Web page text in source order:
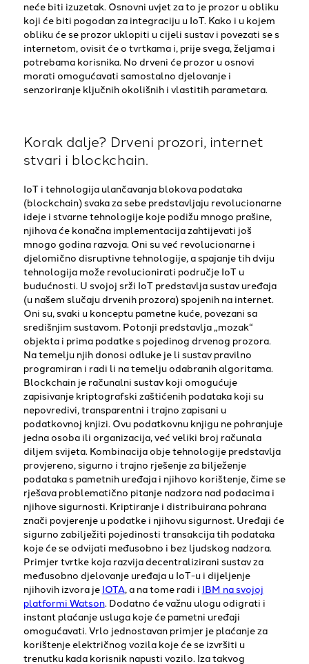
neće biti izuzetak. Osnovni uvjet za to je prozor u obliku
koji će biti pogodan za integraciju u IoT. Kako i u kojem
obliku će se prozor uklopiti u cijeli sustav i povezati se s
internetom, ovisit će o tvrtkama i, prije svega, željama i
potrebama korisnika. No drveni će prozor u osnovi
morati omogućavati samostalno djelovanje i
senzoriranje ključnih okolišnih i vlastitih parametara.
Korak dalje? Drveni prozori, internet
stvari i blockchain.
IoT i tehnologija ulančavanja blokova podataka
(blockchain) svaka za sebe predstavljaju revolucionarne
ideje i stvarne tehnologije koje podižu mnogo prašine,
njihova će konačna implementacija zahtijevati još
mnogo godina razvoja. Oni su već revolucionarne i
djelomično disruptivne tehnologije, a spajanje tih dviju
tehnologija može revolucionirati područje IoT u
budućnosti. U svojoj srži IoT predstavlja sustav uređaja
(u našem slučaju drvenih prozora) spojenih na internet.
Oni su, svaki u konceptu pametne kuće, povezani sa
središnjim sustavom. Potonji predstavlja „mozak“
objekta i prima podatke s pojedinog drvenog prozora.
Na temelju njih donosi odluke je li sustav pravilno
programiran i radi li na temelju odabranih algoritama.
Blockchain je računalni sustav koji omogućuje
zapisivanje kriptografski zaštićenih podataka koji su
nepovredivi, transparentni i trajno zapisani u
podatkovnoj knjizi. Ovu podatkovnu knjigu ne pohranjuje
jedna osoba ili organizacija, već veliki broj računala
diljem svijeta. Kombinacija obje tehnologije predstavlja
provjereno, sigurno i trajno rješenje za bilježenje
podataka s pametnih uređaja i njihovo korištenje, čime se
rješava problematično pitanje nadzora nad podacima i
njihove sigurnosti. Kriptiranje i distribuirana pohrana
znači povjerenje u podatke i njihovu sigurnost. Uređaji će
sigurno zabilježiti pojedinosti transakcija tih podataka
koje će se odvijati međusobno i bez ljudskog nadzora.
Primjer tvrtke koja razvija decentralizirani sustav za
međusobno djelovanje uređaja u IoT-u i dijeljenje
njihovih izvora je IOTA, a na tome radi i IBM na svojoj
platformi Watson. Dodatno će važnu ulogu odigrati i
instant plaćanje usluga koje će pametni uređaji
omogućavati. Vrlo jednostavan primjer je plaćanje za
korištenje električnog vozila koje će se izvršiti u
trenutku kada korisnik napusti vozilo. Iza takvog